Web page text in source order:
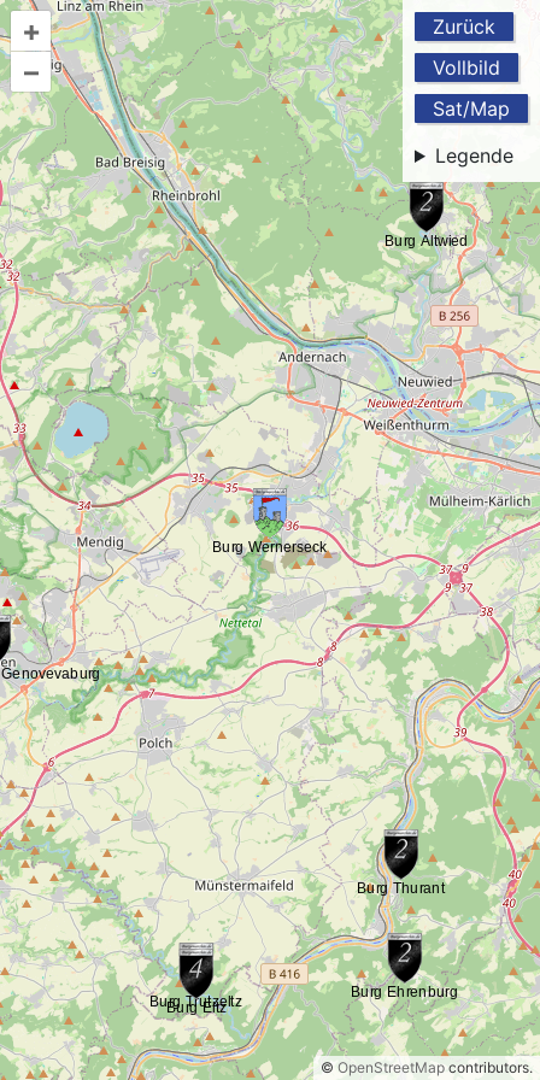
Zurück
Vollbild
Sat/Map
Legende
+
–
© OpenStreetMap contributors.